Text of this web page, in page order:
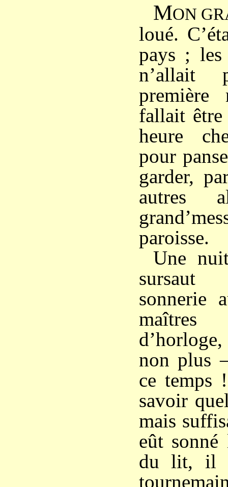
MON
loué.
pays ;
n’allait
fallait être
heure
pour
garder,
autres
paroisse.
Une
sursaut
sonnerie
maîtres
non plus
ce temps
savoir
mais
eût
du lit, il